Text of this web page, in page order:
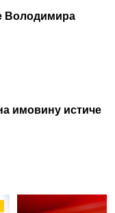
Володимира
имовину истиче